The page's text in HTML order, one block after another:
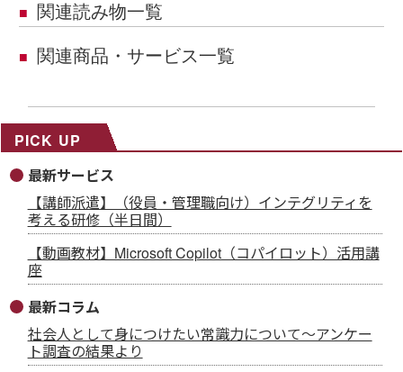
■ 関連読み物一覧
■ 関連商品・サービス一覧
PICK UP
最新サービス
【講師派遣】（役員・管理職向け）インテグリティを
考える研修（半日間）
【動画教材】Microsoft Copilot（コパイロット）活用講
座
最新コラム
社会人として身につけたい常識力について～アンケー
ト調査の結果より